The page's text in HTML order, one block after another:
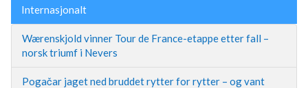
Internasjonalt
Wærenskjold vinner Tour de France-etappe etter fall –
norsk triumf i Nevers
Pogačar jaget ned bruddet rytter for rytter – og vant